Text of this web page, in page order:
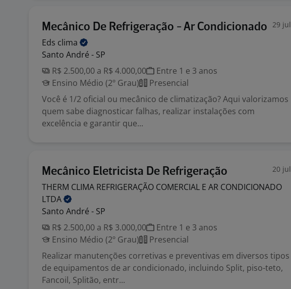
Mecânico De Refrigeração - Ar Condicionado 29 jul
Eds clima
Santo André - SP
R$ 2.500,00 a R$ 4.000,00
Entre 1 e 3 anos
Ensino Médio (2º Grau)
Presencial
Você é 1/2 oficial ou mecânico de climatização? Aqui valorizamos
quem sabe diagnosticar falhas, realizar instalações com
excelência e garantir que...
Mecânico Eletricista De Refrigeração 20 jul
THERM CLIMA REFRIGERAÇÃO COMERCIAL E AR CONDICIONADO
LTDA
Santo André - SP
R$ 2.500,00 a R$ 3.000,00
Entre 1 e 3 anos
Ensino Médio (2º Grau)
Presencial
Realizar manutenções corretivas e preventivas em diversos tipos
de equipamentos de ar condicionado, incluindo Split, piso-teto,
Fancoil, Splitão, entr...